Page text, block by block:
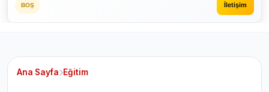
BOŞ İletişim
Ana Sayfa Eğitim